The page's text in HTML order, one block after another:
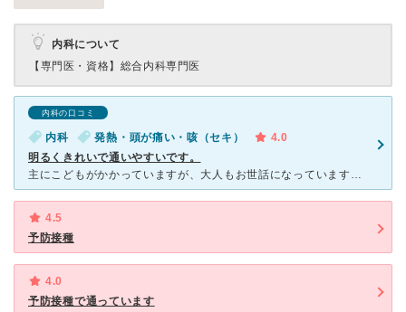
内科について
【専門医・資格】 総合内科専門医
内科の口コミ
内科 発熱・頭が痛い・咳（セキ）
4.0
明るくきれいで通いやすいです。
主にこどもがかかっていますが、大人もお世話になっています。先生が女医さんでご自身もお子さんがいるママさんで、気さくな雰囲気の方なので、初めての子育て開始時に通えてたら頼もしい存在になっただろうなーと感
4.5
予防接種
4.0
予防接種で通っています